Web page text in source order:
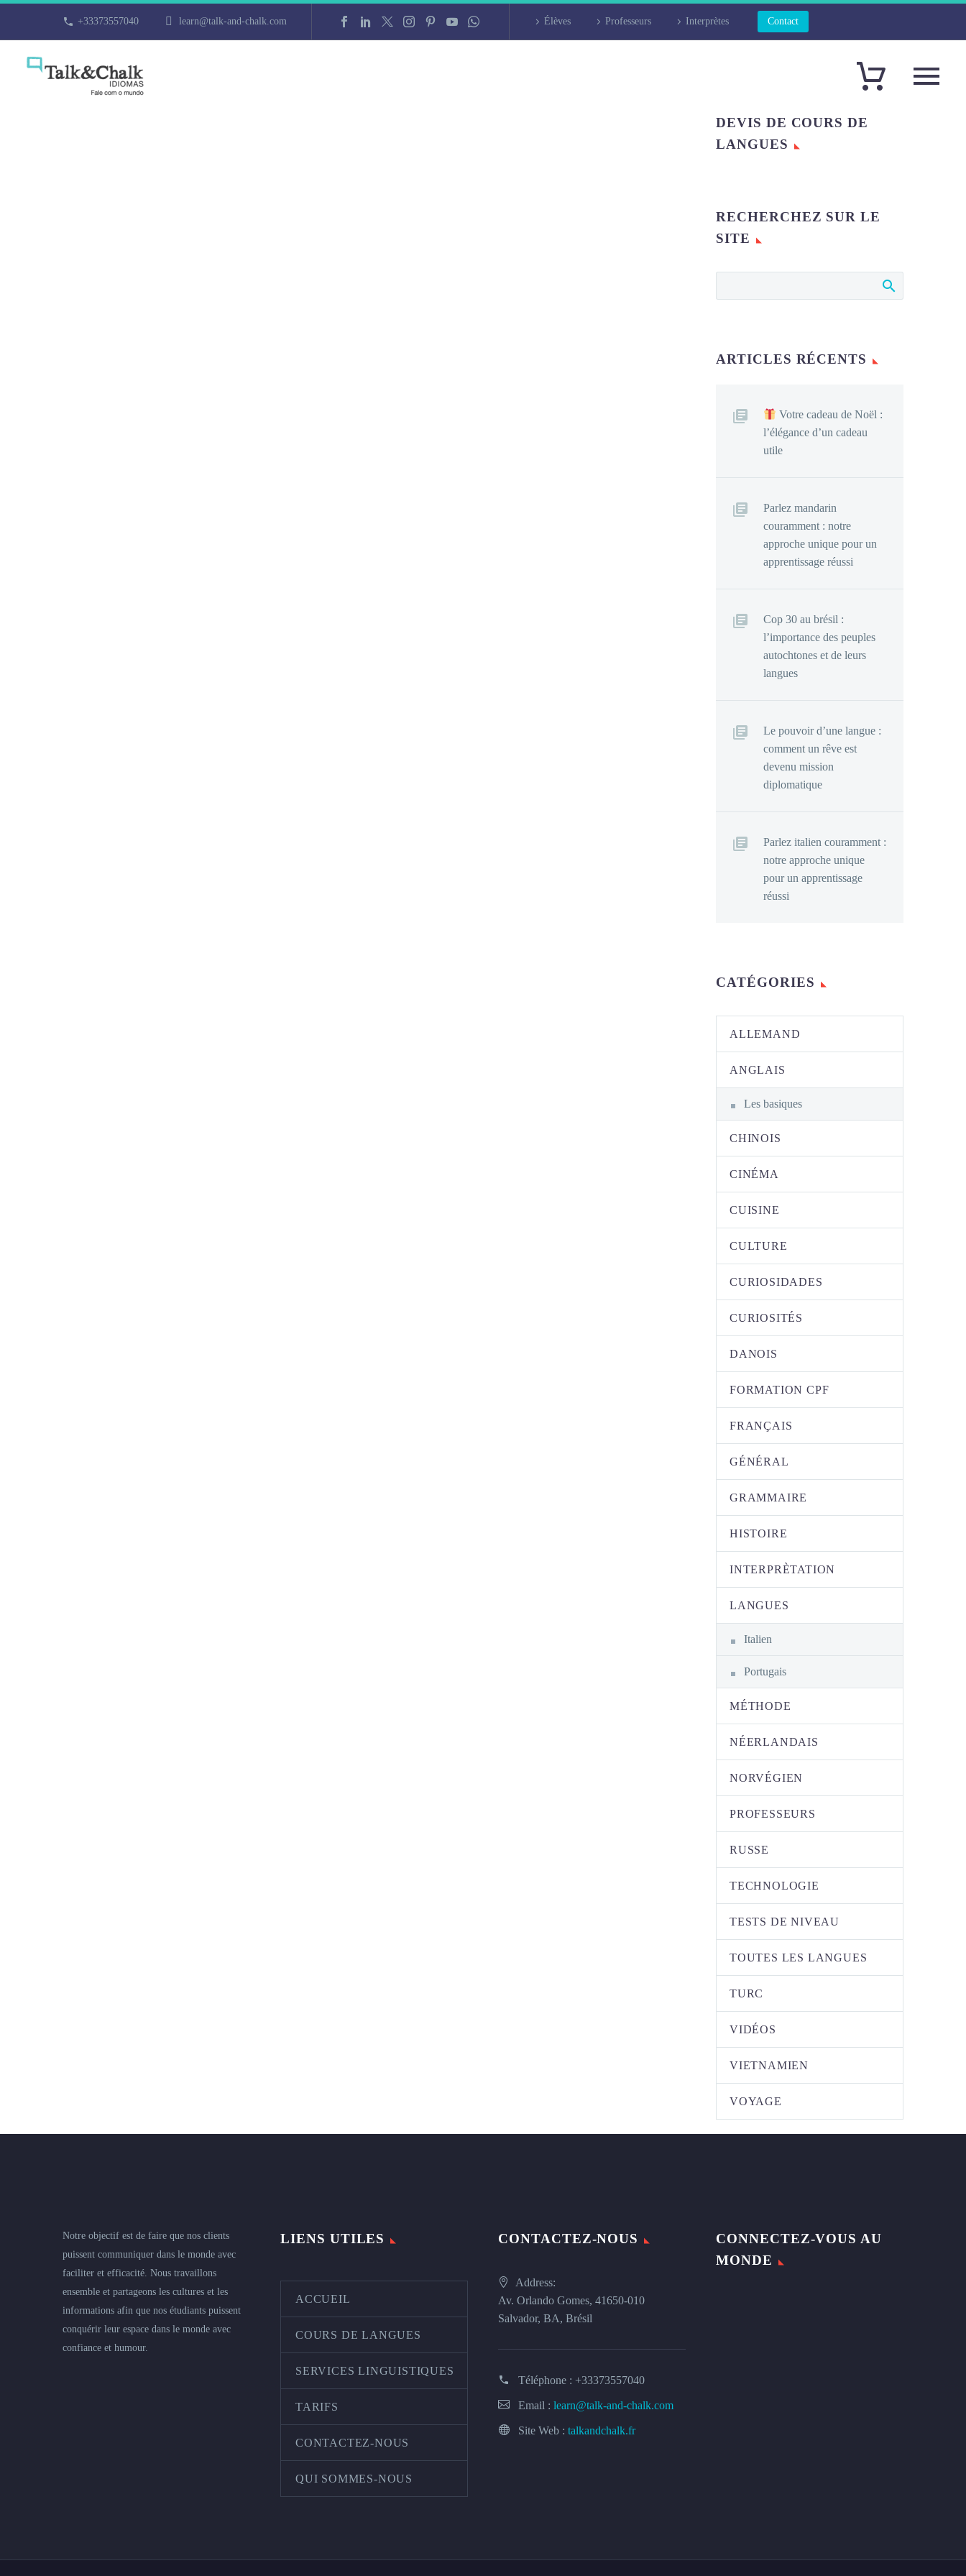
+33373557040 learn@talk-and-chalk.com Élèves Professeurs Interprètes Contact
DEVIS DE COURS DE
LANGUES
RECHERCHEZ SUR LE
SITE
ARTICLES RÉCENTS
Votre cadeau de Noël :
l’élégance d’un cadeau
utile
Parlez mandarin
couramment : notre
approche unique pour un
apprentissage réussi
Cop 30 au brésil :
l’importance des peuples
autochtones et de leurs
langues
Le pouvoir d’une langue :
comment un rêve est
devenu mission
diplomatique
Parlez italien couramment :
notre approche unique
pour un apprentissage
réussi
CATÉGORIES
ALLEMAND
ANGLAIS
Les basiques
CHINOIS
CINÉMA
CUISINE
CULTURE
CURIOSIDADES
CURIOSITÉS
DANOIS
FORMATION CPF
FRANÇAIS
GÉNÉRAL
GRAMMAIRE
HISTOIRE
INTERPRÈTATION
LANGUES
Italien
Portugais
MÉTHODE
NÉERLANDAIS
NORVÉGIEN
PROFESSEURS
RUSSE
TECHNOLOGIE
TESTS DE NIVEAU
TOUTES LES LANGUES
TURC
VIDÉOS
VIETNAMIEN
VOYAGE
Notre objectif est de faire que nos clients
puissent communiquer dans le monde avec
faciliter et efficacité. Nous travaillons
ensemble et partageons les cultures et les
informations afin que nos étudiants puissent
conquérir leur espace dans le monde avec
confiance et humour.
LIENS UTILES
ACCUEIL
COURS DE LANGUES
SERVICES LINGUISTIQUES
TARIFS
CONTACTEZ-NOUS
QUI SOMMES-NOUS
CONTACTEZ-NOUS
Address:
Av. Orlando Gomes, 41650-010
Salvador, BA, Brésil
Téléphone : +33373557040
Email : learn@talk-and-chalk.com
Site Web : talkandchalk.fr
CONNECTEZ-VOUS AU
MONDE